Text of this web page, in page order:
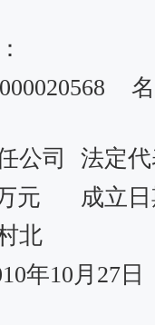
公司
法定
元
成立
北
年10月27日